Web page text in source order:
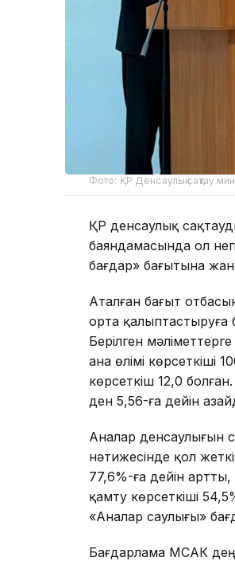
Фото: ҚР Денсаулық сақтау
ҚР денсаулық
баяндамасында ол
бағдар» бағытына
Аталған бағыт
орта
Берілген
ана өлімі көрсеткіші
көрсеткіш 12,0
ден 5,56-ға дейін
Аналар денсаулығын
нәтижесінде қол
77,6%-ға дейін
қамту көрсеткіші
«Аналар саулығы»
Бағдарлама МСАК